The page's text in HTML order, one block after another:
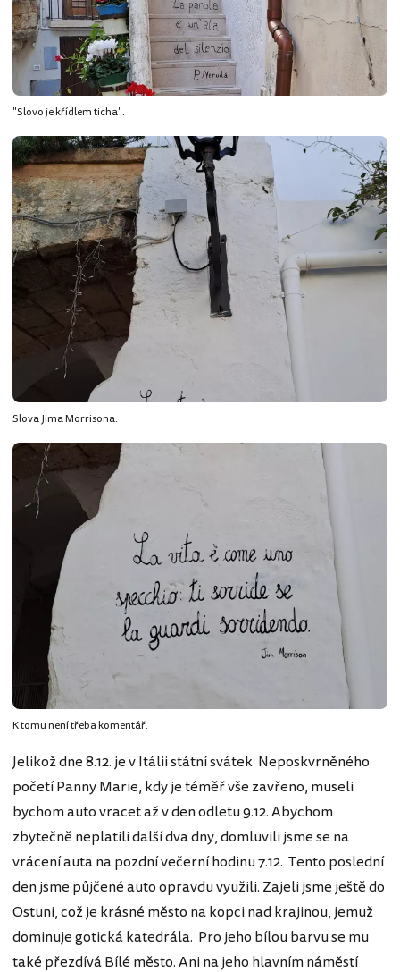
"Slovo je křídlem ticha".
Slova Jima Morrisona.
K tomu není třeba komentář.
Jelikož dne 8.12. je v Itálii státní svátek Neposkvrněného
početí Panny Marie, kdy je téměř vše zavřeno, museli
bychom auto vracet až v den odletu 9.12. Abychom
zbytečně neplatili další dva dny, domluvili jsme se na
vrácení auta na pozdní večerní hodinu 7.12. Tento poslední
den jsme půjčené auto opravdu využili. Zajeli jsme ještě do
Ostuni, což je krásné město na kopci nad krajinou, jemuž
dominuje gotická katedrála. Pro jeho bílou barvu se mu
také přezdívá Bílé město. Ani na jeho hlavním náměstí